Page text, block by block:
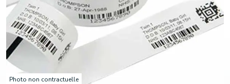
Photo non contractuelle